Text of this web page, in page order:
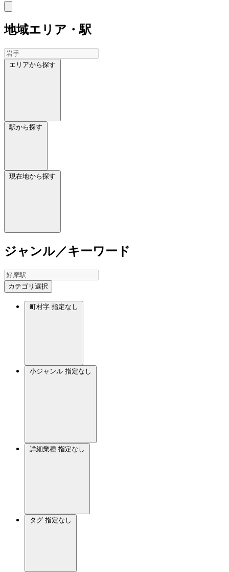
地域エリア・駅
エリアから探す
駅から探す
現在地から探す
ジャンル／キーワード
カテゴリ選択
町村字 指定なし
小ジャンル 指定なし
詳細業種 指定なし
タグ 指定なし